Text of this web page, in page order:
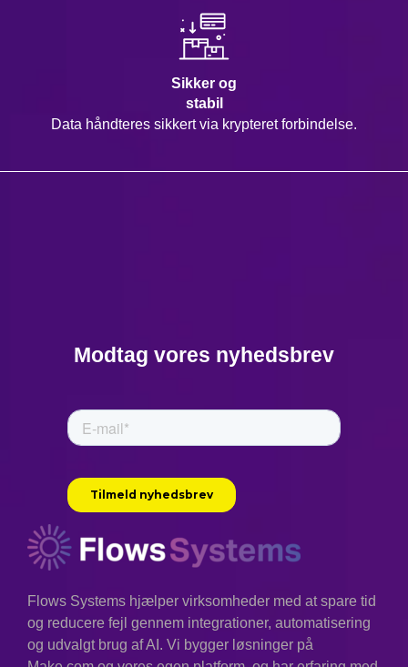
Sikker og
stabil
Data håndteres sikkert via krypteret forbindelse.
Modtag vores nyhedsbrev
Flows Systems hjælper virksomheder med at spare tid
og reducere fejl gennem integrationer, automatisering
og udvalgt brug af AI. Vi bygger løsninger på